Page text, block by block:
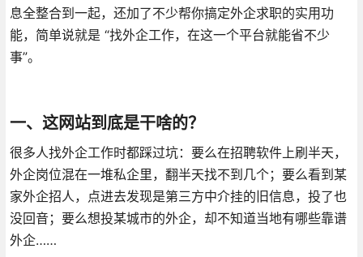
息全整合到一起，还加了不少帮你搞定外企求职的实用功
能，简单说就是 “找外企工作，在这一个平台就能省不少
事”。
一、这网站到底是干啥的？
很多人找外企工作时都踩过坑：要么在招聘软件上刷半天，
外企岗位混在一堆私企里，翻半天找不到几个；要么看到某
家外企招人，点进去发现是第三方中介挂的旧信息，投了也
没回音；要么想投某城市的外企，却不知道当地有哪些靠谱
外企……